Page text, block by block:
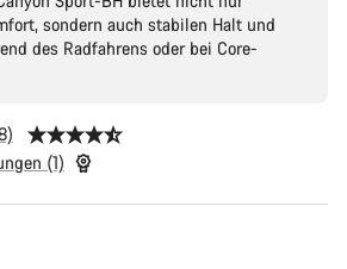
sondern auch stabilen Halt und
des Radfahrens oder bei Core-
(1)